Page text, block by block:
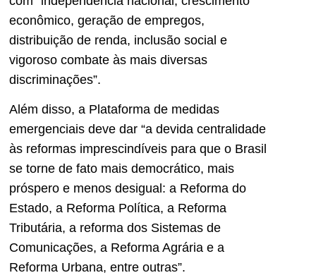
econômico, geração de empregos,
distribuição de renda, inclusão social e
vigoroso combate às mais diversas
discriminações”.
Além disso, a Plataforma de medidas
emergenciais deve dar “a devida centralidade
às reformas imprescindíveis para que o Brasil
se torne de fato mais democrático, mais
próspero e menos desigual: a Reforma do
Estado, a Reforma Política, a Reforma
Tributária, a reforma dos Sistemas de
Comunicações, a Reforma Agrária e a
Reforma Urbana, entre outras”.